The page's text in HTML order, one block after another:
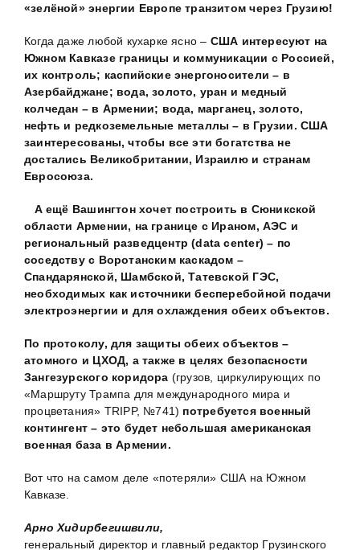
«зелёной» энергии Европе транзитом через Грузию!
Когда даже любой кухарке ясно – США интересуют на
Южном Кавказе границы и коммуникации с Россией,
их контроль; каспийские энергоносители – в
Азербайджане; вода, золото, уран и медный
колчедан – в Армении; вода, марганец, золото,
нефть и редкоземельные металлы – в Грузии. США
заинтересованы, чтобы все эти богатства не
достались Великобритании, Израилю и странам
Евросоюза.
А ещё Вашингтон хочет построить в Сюникской
области Армении, на границе с Ираном, АЭС и
региональный разведцентр (data center) – по
соседству с Воротанским каскадом –
Спандарянской, Шамбской, Татевской ГЭС,
необходимых как источники бесперебойной подачи
электроэнергии и для охлаждения обеих объектов.
По протоколу, для защиты обеих объектов –
атомного и ЦХОД, а также в целях безопасности
Зангезурского коридора (грузов, циркулирующих по
«Маршруту Трампа для международного мира и
процветания» TRIPP, №741) потребуется военный
контингент – это будет небольшая американская
военная база в Армении.
Вот что на самом деле «потеряли» США на Южном
Кавказе.
Арно Хидирбегишвили,
генеральный директор и главный редактор Грузинского